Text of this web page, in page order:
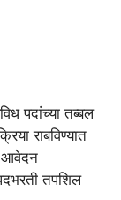
पदांच्या तब्बल
राबविण्यात
आवेदन
तपशिल